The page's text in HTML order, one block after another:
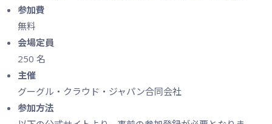
参加費
無料
会場定員
250 名
主催
グーグル・クラウド・ジャパン合同会社
参加方法